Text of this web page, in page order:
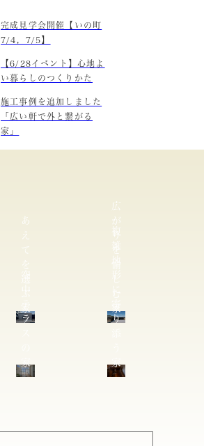
完成見学会開催【いの町
7/4，7/5】
【6/28イベント】心地よ
い暮らしのつくりかた
施工事例を追加しました
「広い軒で外と繋がる
家」
あ
え
て
を
選
広
が
り
を
愉
し
空
ラ
家
複
雑
地
形
り
家